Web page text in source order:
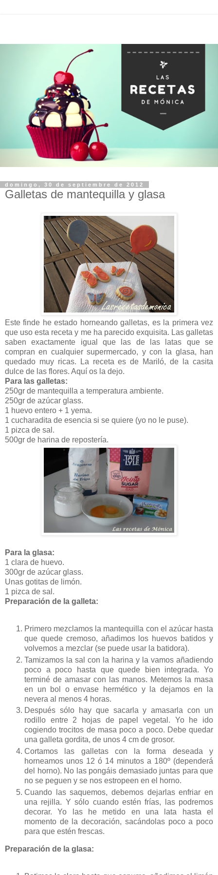
domingo, 30 de septiembre de 2012
Galletas de mantequilla y glasa
Este finde he estado horneando galletas, es la primera vez
que uso esta receta y me ha parecido exquisita. Las galletas
saben exactamente igual que las de las latas que se
compran en cualquier supermercado, y con la glasa, han
quedado muy ricas. La receta es de Mariló, de la casita
dulce de las flores. Aquí os la dejo.
Para las galletas:
250gr de mantequilla a temperatura ambiente.
250gr de azúcar glass.
1 huevo entero + 1 yema.
1 cucharadita de esencia si se quiere (yo no le puse).
1 pizca de sal.
500gr de harina de repostería.
Para la glasa:
1 clara de huevo.
300gr de azúcar glass.
Unas gotitas de limón.
1 pizca de sal.
Preparación de la galleta:
Primero mezclamos la mantequilla con el azúcar hasta
que quede cremoso, añadimos los huevos batidos y
volvemos a mezclar (se puede usar la batidora).
Tamizamos la sal con la harina y la vamos añadiendo
poco a poco hasta que quede bien integrada. Yo
terminé de amasar con las manos. Metemos la masa
en un bol o envase hermético y la dejamos en la
nevera al menos 4 horas.
Después sólo hay que sacarla y amasarla con un
rodillo entre 2 hojas de papel vegetal. Yo he ido
cogiendo trocitos de masa poco a poco. Debe quedar
una galleta gordita, de unos 4 cm de grosor.
Cortamos las galletas con la forma deseada y
horneamos unos 12 ó 14 minutos a 180º (dependerá
del horno). No las pongáis demasiado juntas para que
no se peguen y se nos estropeen en el horno.
Cuando las saquemos, debemos dejarlas enfriar en
una rejilla. Y sólo cuando estén frías, las podremos
decorar. Yo las he metido en una lata hasta el
momento de la decoración, sacándolas poco a poco
para que estén frescas.
Preparación de la glasa: